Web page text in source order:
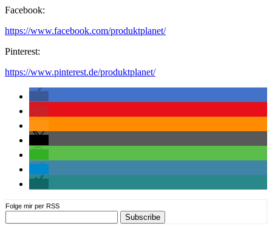
Facebook:
https://www.facebook.com/produktplanet/
Pinterest:
https://www.pinterest.de/produktplanet/
Folge mir per RSS